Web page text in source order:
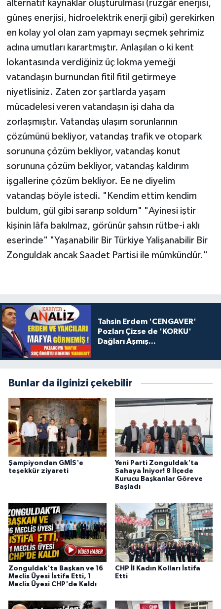
alternatif kaynaklar oluşturulması (rüzgâr enerjisi,
güneş enerjisi, hidroelektrik enerji gibi) gerekirken
en kolay yol olan zam yapmayı seçmek şehrimiz
adına umutları karartmıştır. Anlaşılan o ki kent
lokantasında verdiğiniz üç lokma yemeği
vatandaşın burnundan fitil fitil getirmeye
niyetlisiniz. Zaten zor şartlarda yaşam
mücadelesi veren vatandaşın işi daha da
zorlaşmıştır. Vatandaş ulaşım sorunlarının
çözümünü bekliyor, vatandaş trafik ve otopark
sorununa çözüm bekliyor, vatandaş konut
sorununa çözüm bekliyor, vatandaş kaldırım
işgallerine çözüm bekliyor. Ee ne diyelim
vatandaş böyle istedi. "Kendim ettim kendim
buldum, gül gibi sararıp soldum" "Ayinesi iştir
kişinin lâfa bakılmaz, görünür şahsın rütbe-i aklı
eserinde" "Yaşanabilir Bir Türkiye Yalişanabilir Bir
Zonguldak ancak Saadet Partisi ile mümkündür."
Tahsin Erdem 'CENGAVER'
Pozları Çizse de 'KORKU'
Dağları Aşmış...
Bunlar da ilginizi çekebilir
Şampiyondan GMİS'e
teşekkür ziyareti
Yeni Parti Zonguldak'ta
Sahaya İniyor! 8 İlçede
Kurucu Başkanlar Göreve
Başladı
Zonguldak'ta Başkan ve 16
Meclis Üyesi İstifa Etti, 1
Meclis Üyesi CHP'de Kaldı
CHP İl Kadın Kolları İstifa
Etti